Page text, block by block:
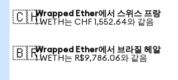
🇨🇭Wrapped Ether에서 스위스 프랑
1 WETH는 CHF 1,552.64와 같음
🇧🇷Wrapped Ether에서 브라질 헤알
1 WETH는 R$9,786.06와 같음